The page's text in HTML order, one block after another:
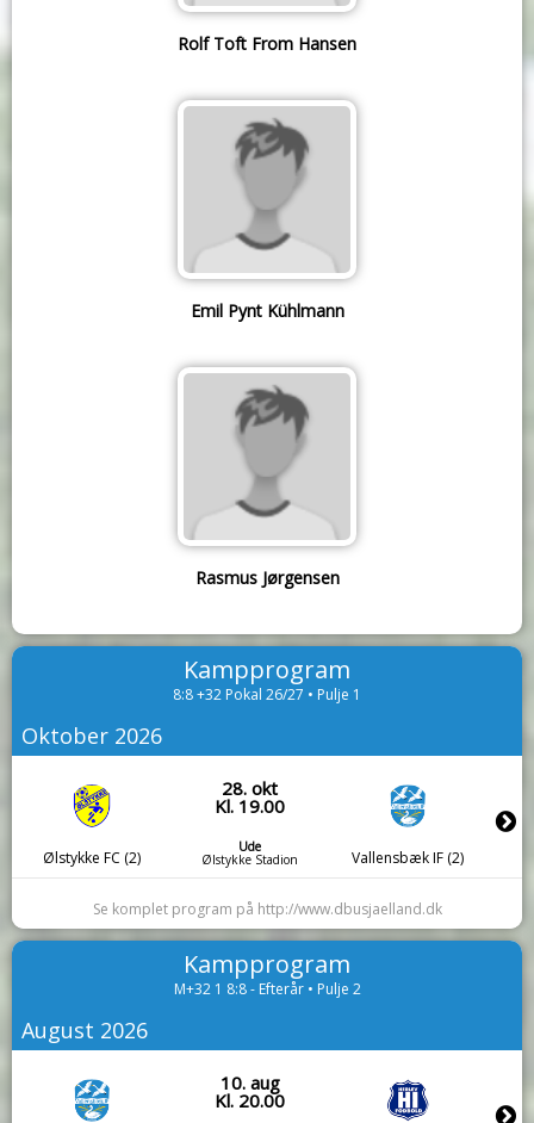
Rolf Toft From Hansen
Emil Pynt Kühlmann
Rasmus Jørgensen
Kampprogram
8:8 +32 Pokal 26/27 • Pulje 1
Oktober 2026
Ølstykke FC (2)
28. okt
Kl. 19.00
Ude
Ølstykke Stadion Vallensbæk IF (2)
Se komplet program på http://www.dbusjaelland.dk
Kampprogram
M+32 1 8:8 - Efterår • Pulje 2
August 2026
10. aug
Kl. 20.00